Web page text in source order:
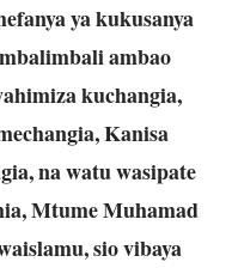
ya kukusanya
ambao
kuchangia,
Kanisa
na watu wasipate
Mtume Muhamad
sio vibaya